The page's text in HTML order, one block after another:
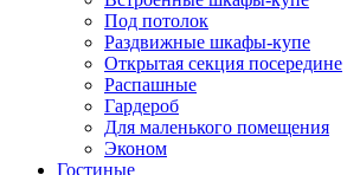
Под потолок
Раздвижные шкафы-купе
Открытая секция посередине
Распашные
Гардероб
Для маленького помещения
Эконом
Гостиные